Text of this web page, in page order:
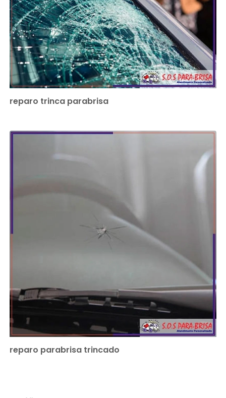
reparo trinca parabrisa
reparo parabrisa trincado